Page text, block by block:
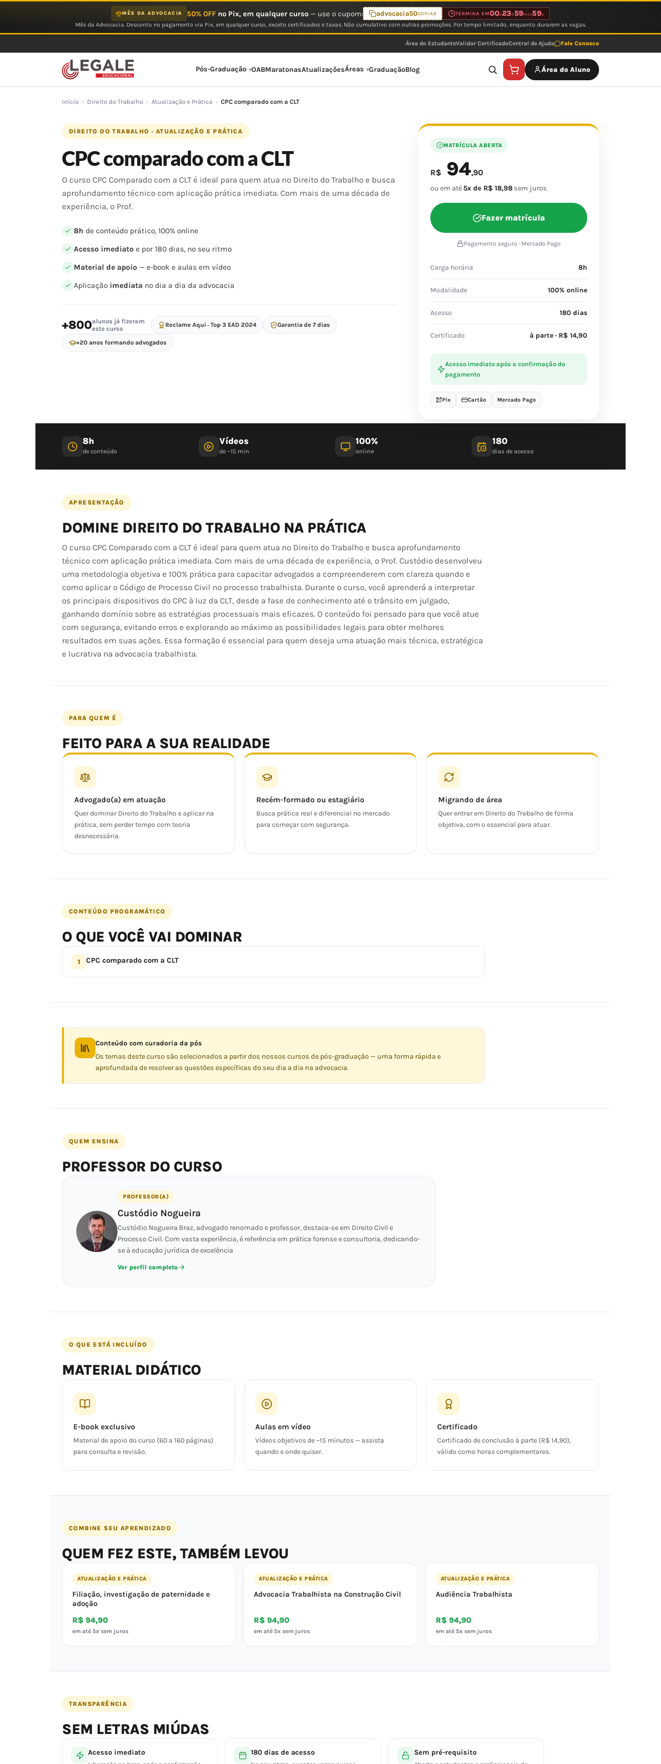
MÊS DA ADVOCACIA 50% OFFno Pix, em qualquer curso— use o cupom: advocacia50COPIAR TERMINA EM00d23 h59min59s
Mês da Advocacia. Desconto no pagamento via Pix, em qualquer curso, exceto certificados e taxas. Não cumulativo com outras promoções. Por tempo limitado, enquanto durarem as vagas.
Área do EstudanteValidar CertificadoCentral de Ajuda Fale Conosco
Pós-Graduação OABMaratonasAtualizaçõesÁreas GraduaçãoBlog Área do Aluno
Início › Direito do Trabalho › Atualização e Prática › CPC comparado com a CLT
DIREITO DO TRABALHO · ATUALIZAÇÃO E PRÁTICA
CPC comparado com a CLT
O curso CPC Comparado com a CLT é ideal para quem atua no Direito do Trabalho e busca
aprofundamento técnico com aplicação prática imediata. Com mais de uma década de
experiência, o Prof.
8h de conteúdo prático, 100% online
Acesso imediato e por 180 dias, no seu ritmo
Material de apoio — e-book e aulas em vídeo
Aplicação imediata no dia a dia da advocacia
+800alunos já fizeram
este curso
Reclame Aqui · Top 3 EAD 2024 Garantia de 7 dias
+20 anos formando advogados
MATRÍCULA ABERTA
R$ 94,90
ou em até 5x de R$ 18,98 sem juros
Fazer matrícula
Pagamento seguro · Mercado Pago
Carga horária 8h
Modalidade 100% online
Acesso 180 dias
Certificado à parte · R$ 14,90
Acesso imediato após a confirmação do
pagamento
Pix Cartão Mercado Pago
8h
de conteúdo
Vídeos
de ~15 min
100%
online
180
dias de acesso
APRESENTAÇÃO
DOMINE DIREITO DO TRABALHO NA PRÁTICA
O curso CPC Comparado com a CLT é ideal para quem atua no Direito do Trabalho e busca aprofundamento
técnico com aplicação prática imediata. Com mais de uma década de experiência, o Prof. Custódio desenvolveu
uma metodologia objetiva e 100% prática para capacitar advogados a compreenderem com clareza quando e
como aplicar o Código de Processo Civil no processo trabalhista. Durante o curso, você aprenderá a interpretar
os principais dispositivos do CPC à luz da CLT, desde a fase de conhecimento até o trânsito em julgado,
ganhando domínio sobre as estratégias processuais mais eficazes. O conteúdo foi pensado para que você atue
com segurança, evitando erros e explorando ao máximo as possibilidades legais para obter melhores
resultados em suas ações. Essa formação é essencial para quem deseja uma atuação mais técnica, estratégica
e lucrativa na advocacia trabalhista.
PARA QUEM É
FEITO PARA A SUA REALIDADE
Advogado(a) em atuação
Quer dominar Direito do Trabalho e aplicar na
prática, sem perder tempo com teoria
desnecessária.
Recém-formado ou estagiário
Busca prática real e diferencial no mercado
para começar com segurança.
Migrando de área
Quer entrar em Direito do Trabalho de forma
objetiva, com o essencial para atuar.
CONTEÚDO PROGRAMÁTICO
O QUE VOCÊ VAI DOMINAR
1 CPC comparado com a CLT
Conteúdo com curadoria da pós
Os temas deste curso são selecionados a partir dos nossos cursos de pós-graduação — uma forma rápida e
aprofundada de resolver as questões específicas do seu dia a dia na advocacia.
QUEM ENSINA
PROFESSOR DO CURSO
PROFESSOR(A)
Custódio Nogueira
Custódio Nogueira Braz, advogado renomado e professor, destaca-se em Direito Civil e
Processo Civil. Com vasta experiência, é referência em prática forense e consultoria, dedicando-
se à educação jurídica de excelência
Ver perfil completo
O QUE ESTÁ INCLUÍDO
MATERIAL DIDÁTICO
E-book exclusivo
Material de apoio do curso (60 a 160 páginas)
para consulta e revisão.
Aulas em vídeo
Vídeos objetivos de ~15 minutos — assista
quando e onde quiser.
Certificado
Certificado de conclusão à parte (R$ 14,90),
válido como horas complementares.
COMBINE SEU APRENDIZADO
QUEM FEZ ESTE, TAMBÉM LEVOU
ATUALIZAÇÃO E PRÁTICA
Filiação, investigação de paternidade e
adoção
R$ 94,90
em até 5x sem juros
ATUALIZAÇÃO E PRÁTICA
Advocacia Trabalhista na Construção Civil
R$ 94,90
em até 5x sem juros
ATUALIZAÇÃO E PRÁTICA
Audiência Trabalhista
R$ 94,90
em até 5x sem juros
TRANSPARÊNCIA
SEM LETRAS MIÚDAS
Acesso imediato 180 dias de acesso Sem pré-requisito